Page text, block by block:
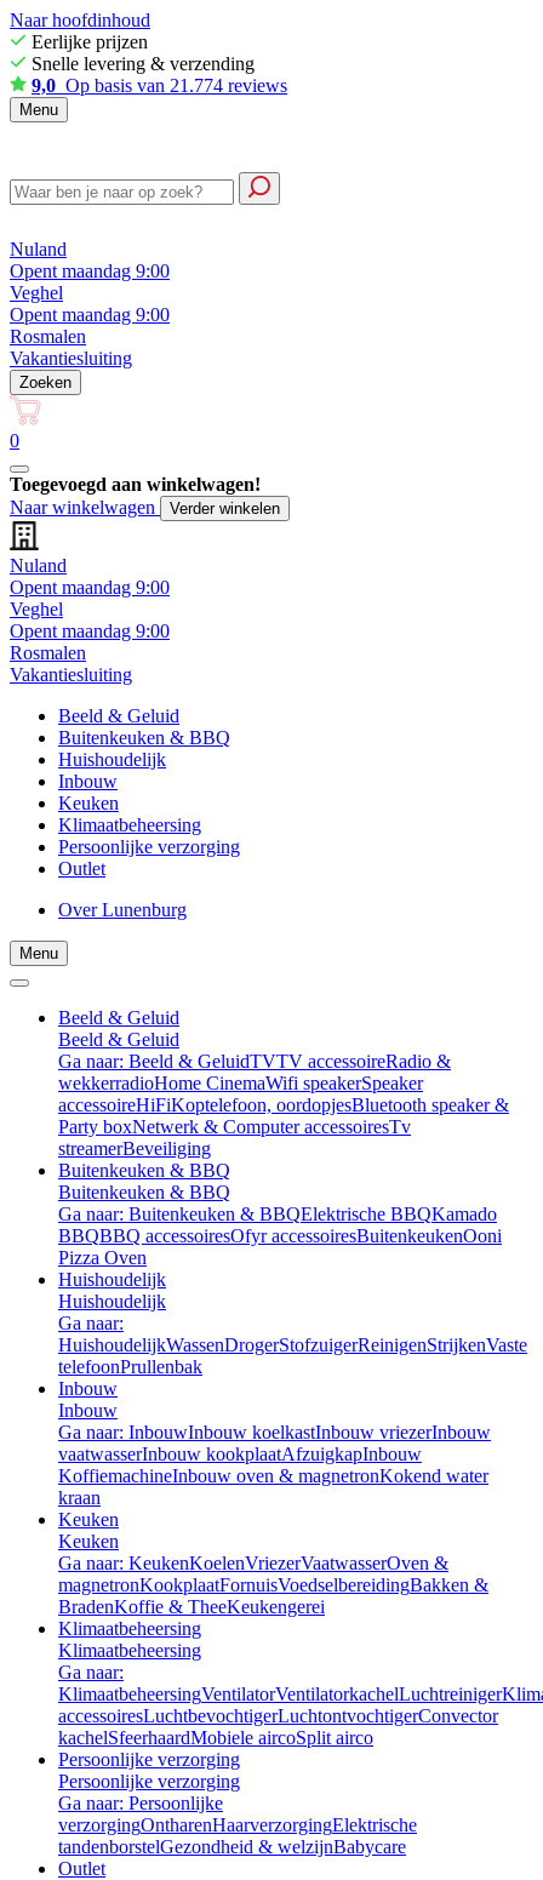
Naar hoofdinhoud
Eerlijke prijzen
Snelle levering & verzending
9,0 Op basis van 21.774 reviews
Menu
Nuland
Opent maandag 9:00
Veghel
Opent maandag 9:00
Rosmalen
Vakantiesluiting
Zoeken
0
Toegevoegd aan winkelwagen!
Naar winkelwagen
Verder winkelen
Nuland
Opent maandag 9:00
Veghel
Opent maandag 9:00
Rosmalen
Vakantiesluiting
Beeld & Geluid
Buitenkeuken & BBQ
Huishoudelijk
Inbouw
Keuken
Klimaatbeheersing
Persoonlijke verzorging
Outlet
Over Lunenburg
Menu
Beeld & Geluid
Beeld & Geluid
Ga naar: Beeld & GeluidTVTV accessoireRadio &
wekkerradioHome CinemaWifi speakerSpeaker
accessoireHiFiKoptelefoon, oordopjesBluetooth speaker &
Party boxNetwerk & Computer accessoiresTv
streamerBeveiliging
Buitenkeuken & BBQ
Buitenkeuken & BBQ
Ga naar: Buitenkeuken & BBQElektrische BBQKamado
BBQBBQ accessoiresOfyr accessoiresBuitenkeukenOoni
Pizza Oven
Huishoudelijk
Huishoudelijk
Ga naar:
HuishoudelijkWassenDrogerStofzuigerReinigenStrijkenVaste
telefoonPrullenbak
Inbouw
Inbouw
Ga naar: InbouwInbouw koelkastInbouw vriezerInbouw
vaatwasserInbouw kookplaatAfzuigkapInbouw
KoffiemachineInbouw oven & magnetronKokend water
kraan
Keuken
Keuken
Ga naar: KeukenKoelenVriezerVaatwasserOven &
magnetronKookplaatFornuisVoedselbereidingBakken &
BradenKoffie & TheeKeukengerei
Klimaatbeheersing
Klimaatbeheersing
Ga naar:
KlimaatbeheersingVentilatorVentilatorkachelLuchtreiniger
accessoiresLuchtbevochtigerLuchtontvochtigerConvector
kachelSfeerhaardMobiele aircoSplit airco
Persoonlijke verzorging
Persoonlijke verzorging
Ga naar: Persoonlijke
verzorgingOntharenHaarverzorgingElektrische
tandenborstelGezondheid & welzijnBabycare
Outlet